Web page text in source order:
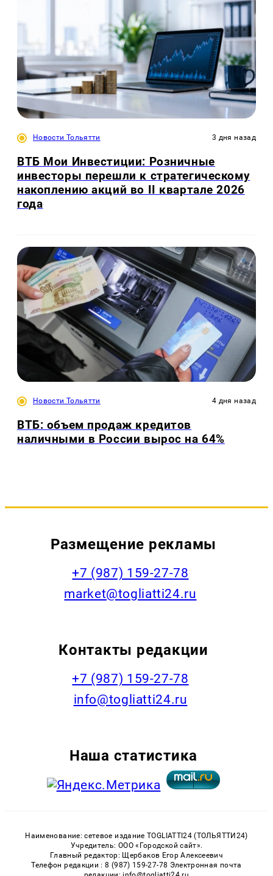
Новости Тольятти 3 дня назад
ВТБ Мои Инвестиции: Розничные
инвесторы перешли к стратегическому
накоплению акций во II квартале 2026
года
Новости Тольятти 4 дня назад
ВТБ: объем продаж кредитов
наличными в России вырос на 64%
Размещение рекламы
+7 (987) 159-27-78
market@togliatti24.ru
Контакты редакции
+7 (987) 159-27-78
info@togliatti24.ru
Наша статистика
Наименование: сетевое издание TOGLIATTI24 (ТОЛЬЯТТИ24)
Учредитель: ООО «Городской сайт».
Главный редактор: Щербаков Егор Алексеевич
Телефон редакции : 8 (987) 159-27-78 Электронная почта